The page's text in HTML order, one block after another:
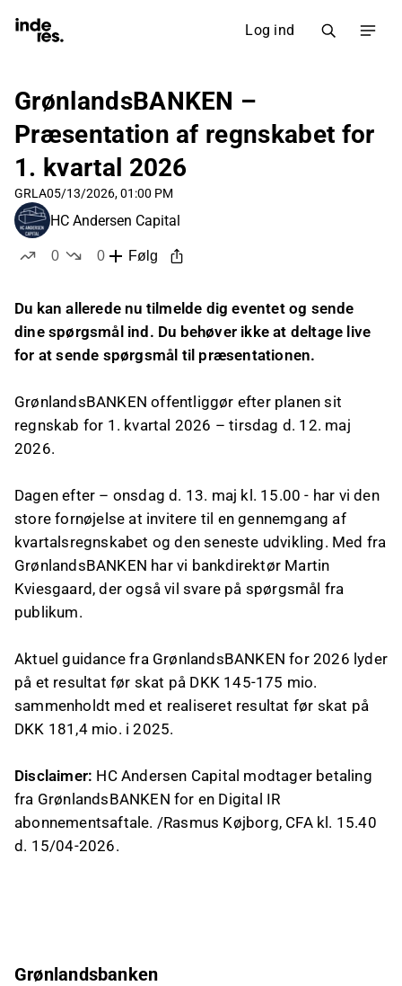
Log ind
GrønlandsBANKEN –
Præsentation af regnskabet for
1. kvartal 2026
GRLA05/13/2026, 01:00 PM
HC Andersen Capital
0
0
Følg
Du kan allerede nu tilmelde dig eventet og sende
dine spørgsmål ind. Du behøver ikke at deltage live
for at sende spørgsmål til præsentationen.
GrønlandsBANKEN offentliggør efter planen sit
regnskab for 1. kvartal 2026 – tirsdag d. 12. maj
2026.
Dagen efter – onsdag d. 13. maj kl. 15.00 - har vi den
store fornøjelse at invitere til en gennemgang af
kvartalsregnskabet og den seneste udvikling. Med fra
GrønlandsBANKEN har vi bankdirektør Martin
Kviesgaard, der også vil svare på spørgsmål fra
publikum.
Aktuel guidance fra GrønlandsBANKEN for 2026 lyder
på et resultat før skat på DKK 145-175 mio.
sammenholdt med et realiseret resultat før skat på
DKK 181,4 mio. i 2025.
Disclaimer: HC Andersen Capital modtager betaling
fra GrønlandsBANKEN for en Digital IR
abonnementsaftale. /Rasmus Køjborg, CFA kl. 15.40
d. 15/04-2026.
Grønlandsbanken